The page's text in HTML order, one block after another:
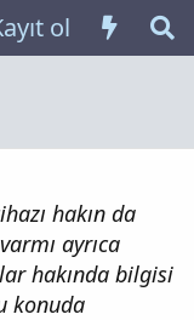
ol
hakın da
ayrıca
hakında bilgisi
konuda